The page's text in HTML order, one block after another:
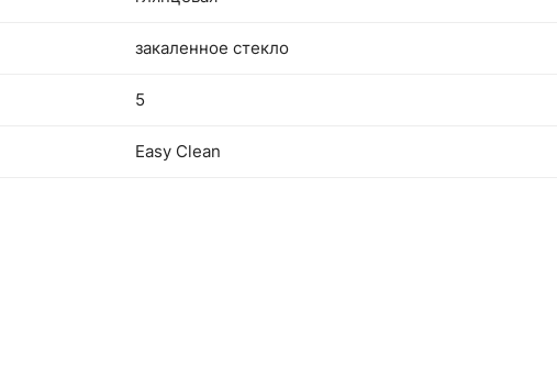
закаленное стекло
5
Easy Clean